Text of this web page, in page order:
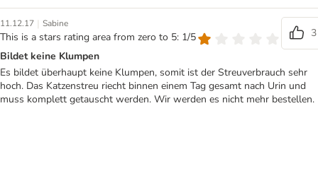
11.12.17 | Sabine
This is a stars rating area from zero to 5: 1/5
3
Bildet keine Klumpen
Es bildet überhaupt keine Klumpen, somit ist der Streuverbrauch sehr
hoch. Das Katzenstreu riecht binnen einem Tag gesamt nach Urin und
muss komplett getauscht werden. Wir werden es nicht mehr bestellen.